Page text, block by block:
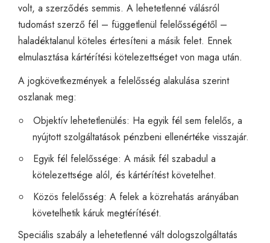
volt, a szerződés semmis. A lehetetlenné válásról
tudomást szerző fél – függetlenül felelősségétől –
haladéktalanul köteles értesíteni a másik felet. Ennek
elmulasztása kártérítési kötelezettséget von maga után.
A jogkövetkezmények a felelősség alakulása szerint
oszlanak meg:
Objektív lehetetlenülés: Ha egyik fél sem felelős, a
nyújtott szolgáltatások pénzbeni ellenértéke visszajár.
Egyik fél felelőssége: A másik fél szabadul a
kötelezettsége alól, és kártérítést követelhet.
Közös felelősség: A felek a közrehatás arányában
követelhetik káruk megtérítését.
Speciális szabály a lehetetlenné vált dologszolgáltatás